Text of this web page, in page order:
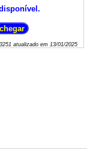
3251atualizado em 13/01/2025